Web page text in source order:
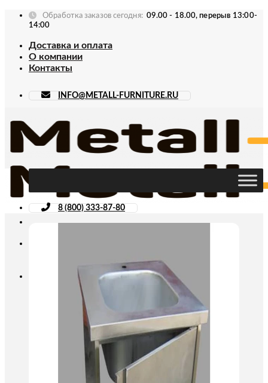
Skip
Обработка заказов сегодня: 09.00 - 18.00, перерыв 13:00-
14:00
Доставка и оплата
О компании
Контакты
INFO@METALL-FURNITURE.RU
8 (800) 333-87-80